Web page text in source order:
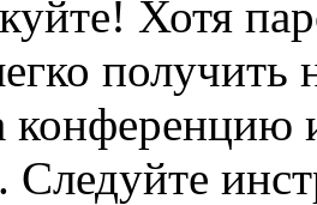
Хотя
получить
. Следуйте